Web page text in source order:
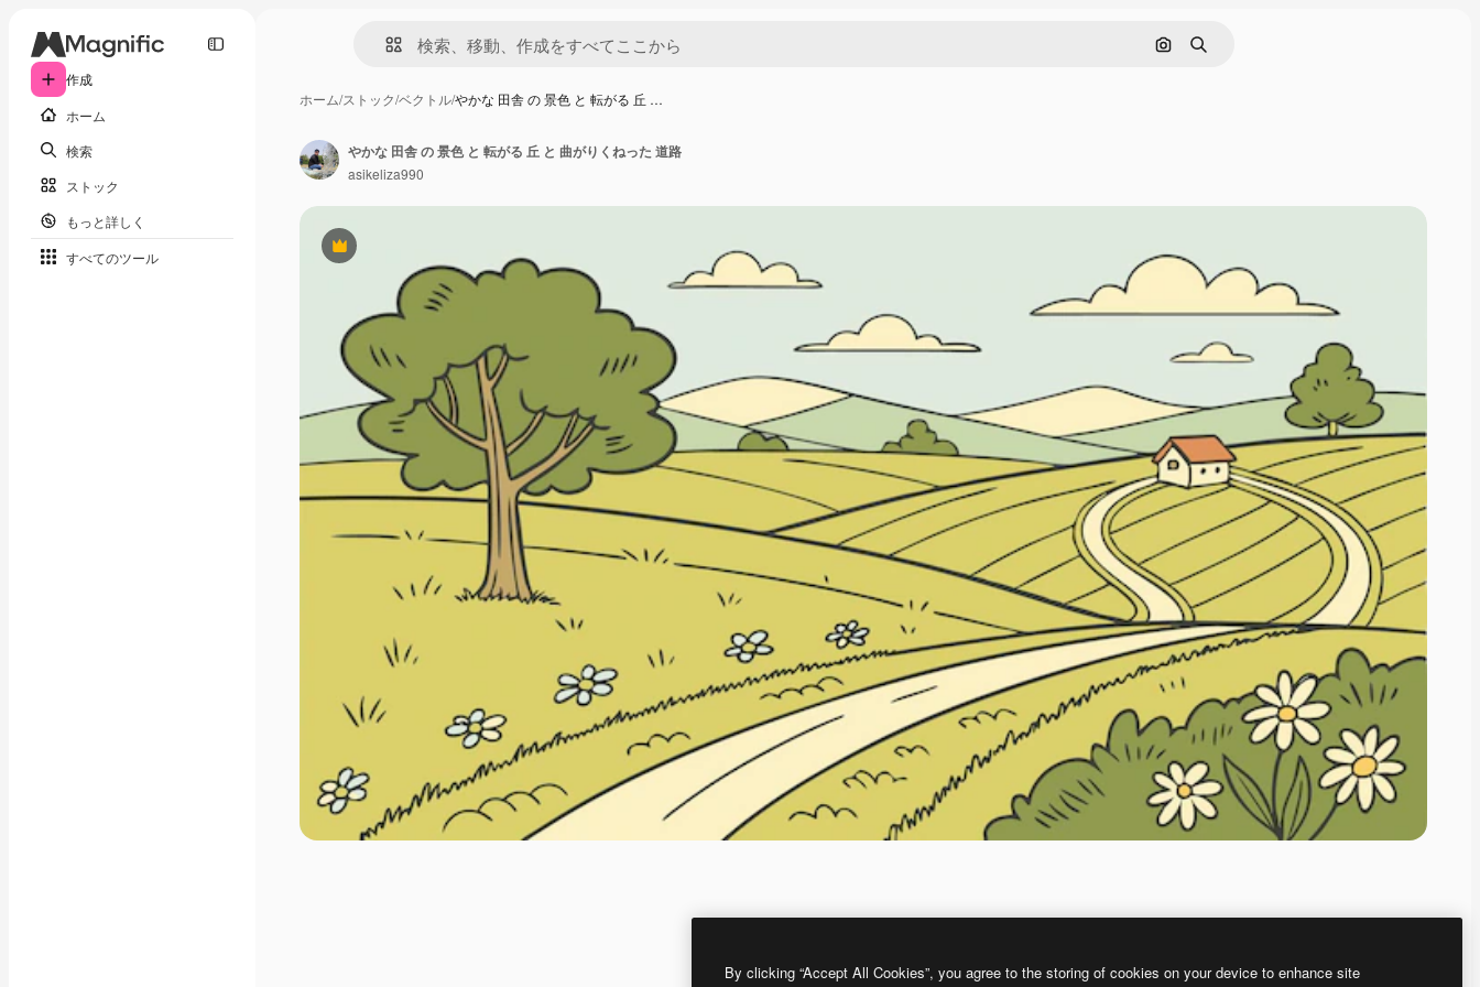
作成
ホーム
検索
ストック
もっと詳しく
すべてのツール
画像で検索
検索
ホーム/ストック/ベクトル/やかな 田舎 の 景色 と 転がる 丘 …
Premium
やかな 田舎 の 景色 と 転がる 丘 と 曲がりくねった 道路
asikeliza990
By clicking “Accept All Cookies”, you agree to the storing of cookies on your device to enhance site